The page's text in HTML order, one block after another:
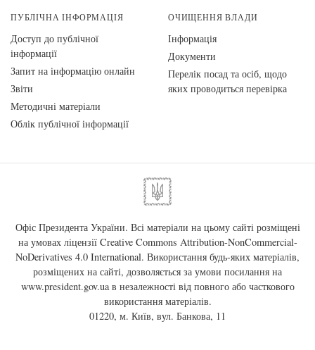
ПУБЛІЧНА ІНФОРМАЦІЯ
Доступ до публічної
інформації
Запит на інформацію онлайн
Звіти
Методичні матеріали
Облік публічної інформації
ОЧИЩЕННЯ ВЛАДИ
Інформація
Документи
Перелік посад та осіб, щодо
яких проводиться перевірка
Офіс Президента України. Всі матеріали на цьому сайті розміщені
на умовах ліцензії Creative Commons Attribution-NonCommercial-
NoDerivatives 4.0 International. Використання будь-яких матеріалів,
розміщених на сайті, дозволяється за умови посилання на
www.president.gov.uaв незалежності від повного або часткового
використання матеріалів.
01220, м. Київ, вул. Банкова, 11